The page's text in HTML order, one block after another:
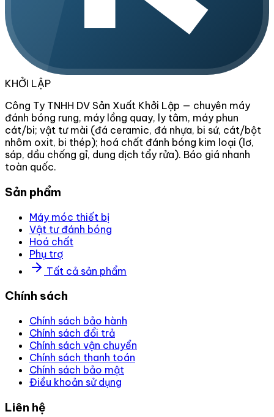
KHỞI LẬP
Công Ty TNHH DV Sản Xuất Khởi Lập — chuyên máy
đánh bóng rung, máy lồng quay, ly tâm, máy phun
cát/bi; vật tư mài (đá ceramic, đá nhựa, bi sứ, cát/bột
nhôm oxit, bi thép); hoá chất đánh bóng kim loại (lơ,
sáp, dầu chống gỉ, dung dịch tẩy rửa). Báo giá nhanh
toàn quốc.
Sản phẩm
Máy móc thiết bị
Vật tư đánh bóng
Hoá chất
Phụ trợ
Tất cả sản phẩm
Chính sách
Chính sách bảo hành
Chính sách đổi trả
Chính sách vận chuyển
Chính sách thanh toán
Chính sách bảo mật
Điều khoản sử dụng
Liên hệ